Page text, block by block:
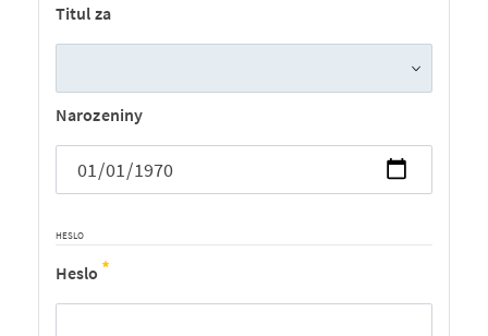
Titul za
Narozeniny
HESLO
Heslo